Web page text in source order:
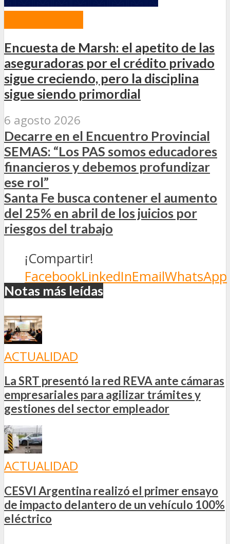
Encuesta de Marsh: el apetito de las
aseguradoras por el crédito privado
sigue creciendo, pero la disciplina
sigue siendo primordial
6 agosto 2026
Decarre en el Encuentro Provincial
SEMAS: “Los PAS somos educadores
financieros y debemos profundizar
ese rol”
Santa Fe busca contener el aumento
del 25% en abril de los juicios por
riesgos del trabajo
¡Compartir!
FacebookLinkedInEmailWhatsApp
Notas más leídas
ACTUALIDAD
La SRT presentó la red REVA ante cámaras
empresariales para agilizar trámites y
gestiones del sector empleador
ACTUALIDAD
CESVI Argentina realizó el primer ensayo
de impacto delantero de un vehículo 100%
eléctrico